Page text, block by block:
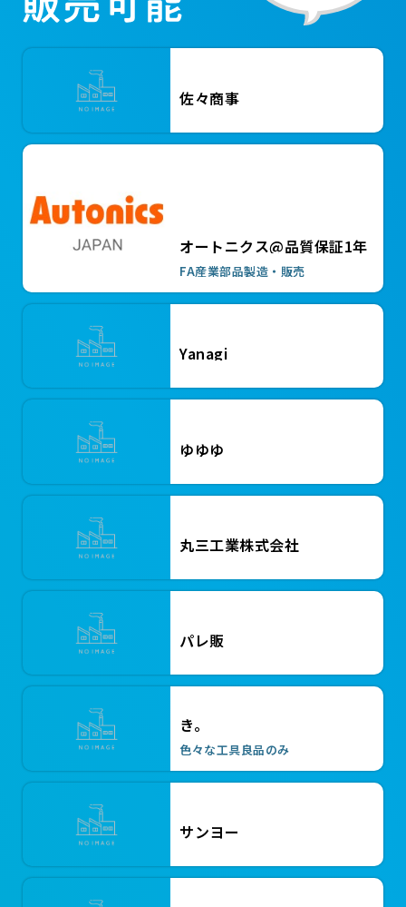
デジタルフロースイッチ PFM711-
C8-C-M
レイケン製 新古機 空冷式チラー、
￥500,000
パレット用グロメット
￥6
TONE GM221AT シャーレンチ
￥198,000
佐々商事
FA産業部品製造・販売
オートニクス@品質保証1年
Yanagi
ゆゆゆ
丸三工業株式会社
パレ販
色々な工具良品のみ
き。
サンヨー